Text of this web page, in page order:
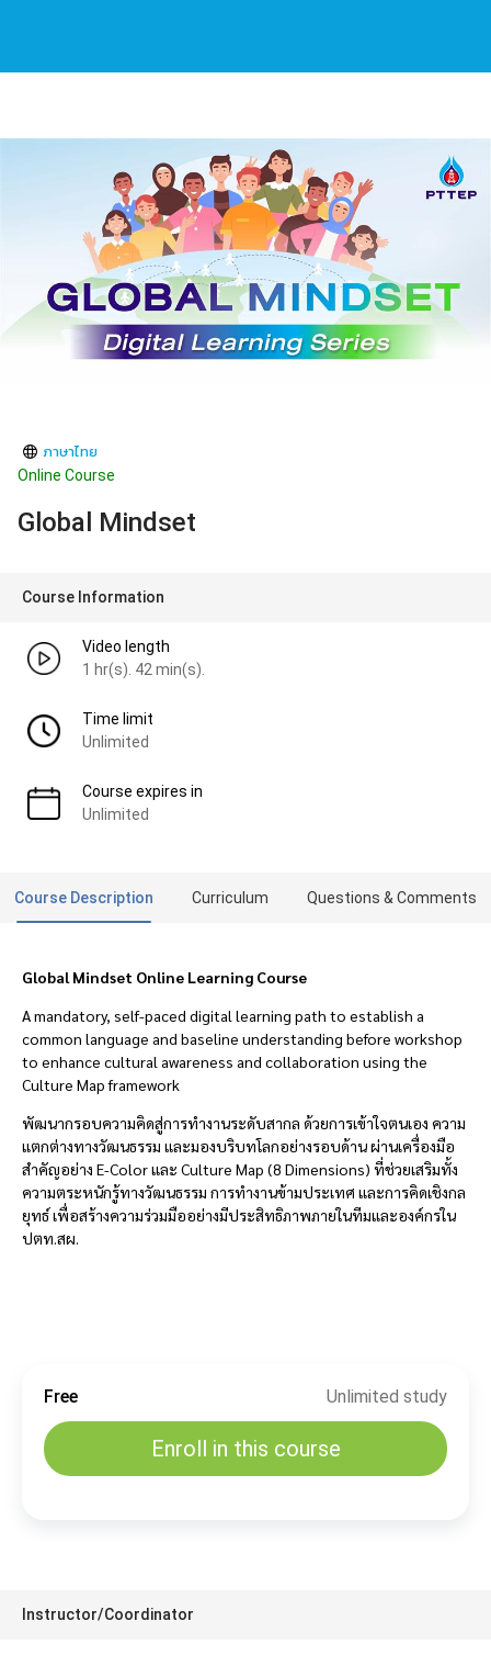
ภาษาไทย
Online Course
Global Mindset
Course Information
Video length
1 hr(s). 42 min(s).
Time limit
Unlimited
Course expires in
Unlimited
Course Description Curriculum Questions & Comments
Global Mindset Online Learning Course
A mandatory, self-paced digital learning path to establish a
common language and baseline understanding before workshop
to enhance cultural awareness and collaboration using the
Culture Map framework
พัฒนากรอบความคิดสู่การทำงานระดับสากล ด้วยการเข้าใจตนเอง ความ
แตกต่างทางวัฒนธรรม และมองบริบทโลกอย่างรอบด้าน ผ่านเครื่องมือ
สำคัญอย่าง E-Color และ Culture Map (8 Dimensions) ที่ช่วยเสริมทั้ง
ความตระหนักรู้ทางวัฒนธรรม การทำงานข้ามประเทศ และการคิดเชิงกล
ยุทธ์ เพื่อสร้างความร่วมมืออย่างมีประสิทธิภาพภายในทีมและองค์กรใน
ปตท.สผ.
Free Unlimited study
Enroll in this course
Instructor/Coordinator